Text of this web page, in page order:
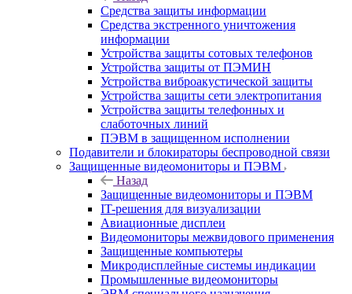
Средства защиты информации
Средства экстренного уничтожения
информации
Устройства защиты сотовых телефонов
Устройства защиты от ПЭМИН
Устройства виброакустической защиты
Устройства защиты сети электропитания
Устройства защиты телефонных и
слаботочных линий
ПЭВМ в защищенном исполнении
Подавители и блокираторы беспроводной связи
Защищенные видеомониторы и ПЭВМ
Назад
Защищенные видеомониторы и ПЭВМ
IT-решения для визуализации
Авиационные дисплеи
Видеомониторы межвидового применения
Защищенные компьютеры
Микродисплейные системы индикации
Промышленные видеомониторы